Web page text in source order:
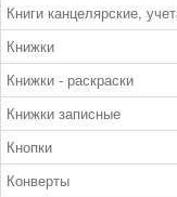
Книги канцелярские,
Книжки
Книжки - раскраски
Книжки записные
Кнопки
Конверты